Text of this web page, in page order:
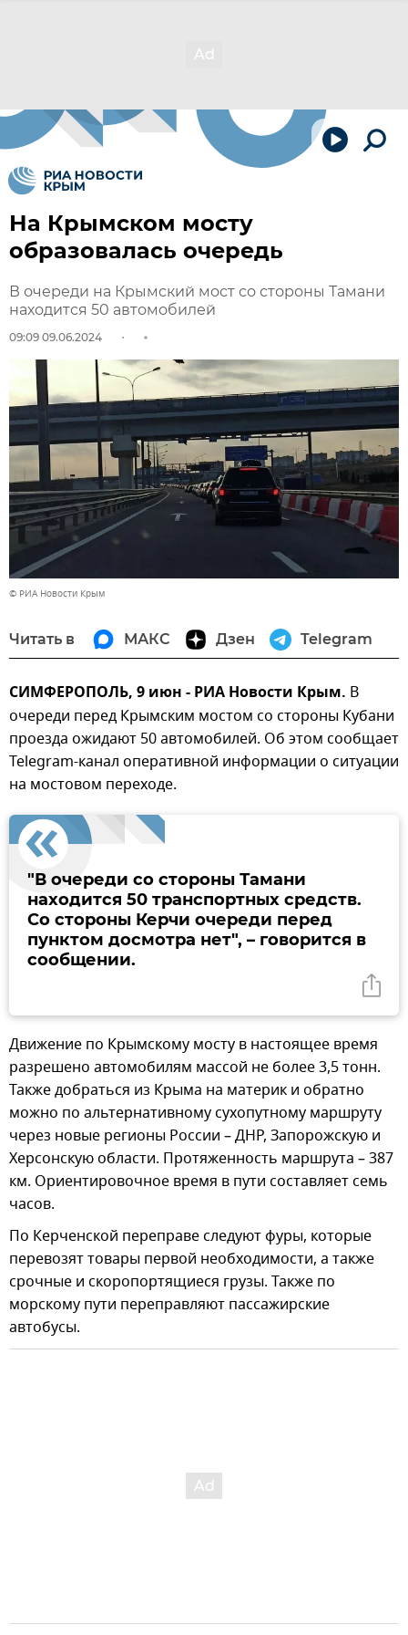
На Крымском мосту
образовалась очередь
В очереди на Крымский мост со стороны Тамани
находится 50 автомобилей
09:09 09.06.2024
© РИА Новости Крым
Читать в МАКС Дзен Telegram
СИМФЕРОПОЛЬ, 9 июн - РИА Новости Крым. В
очереди перед Крымским мостом со стороны Кубани
проезда ожидают 50 автомобилей. Об этом сообщает
Telegram-канал оперативной информации о ситуации
на мостовом переходе.
"В очереди со стороны Тамани
находится 50 транспортных средств.
Со стороны Керчи очереди перед
пунктом досмотра нет", – говорится в
сообщении.
Движение по Крымскому мосту в настоящее время
разрешено автомобилям массой не более 3,5 тонн.
Также добраться из Крыма на материк и обратно
можно по альтернативному сухопутному маршруту
через новые регионы России – ДНР, Запорожскую и
Херсонскую области. Протяженность маршрута – 387
км. Ориентировочное время в пути составляет семь
часов.
По Керченской переправе следуют фуры, которые
перевозят товары первой необходимости, а также
срочные и скоропортящиеся грузы. Также по
морскому пути переправляют пассажирские
автобусы.